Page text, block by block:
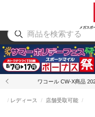
メガスポ
アウトド
ワコール CW-X商品
レディース 店舗受取可能